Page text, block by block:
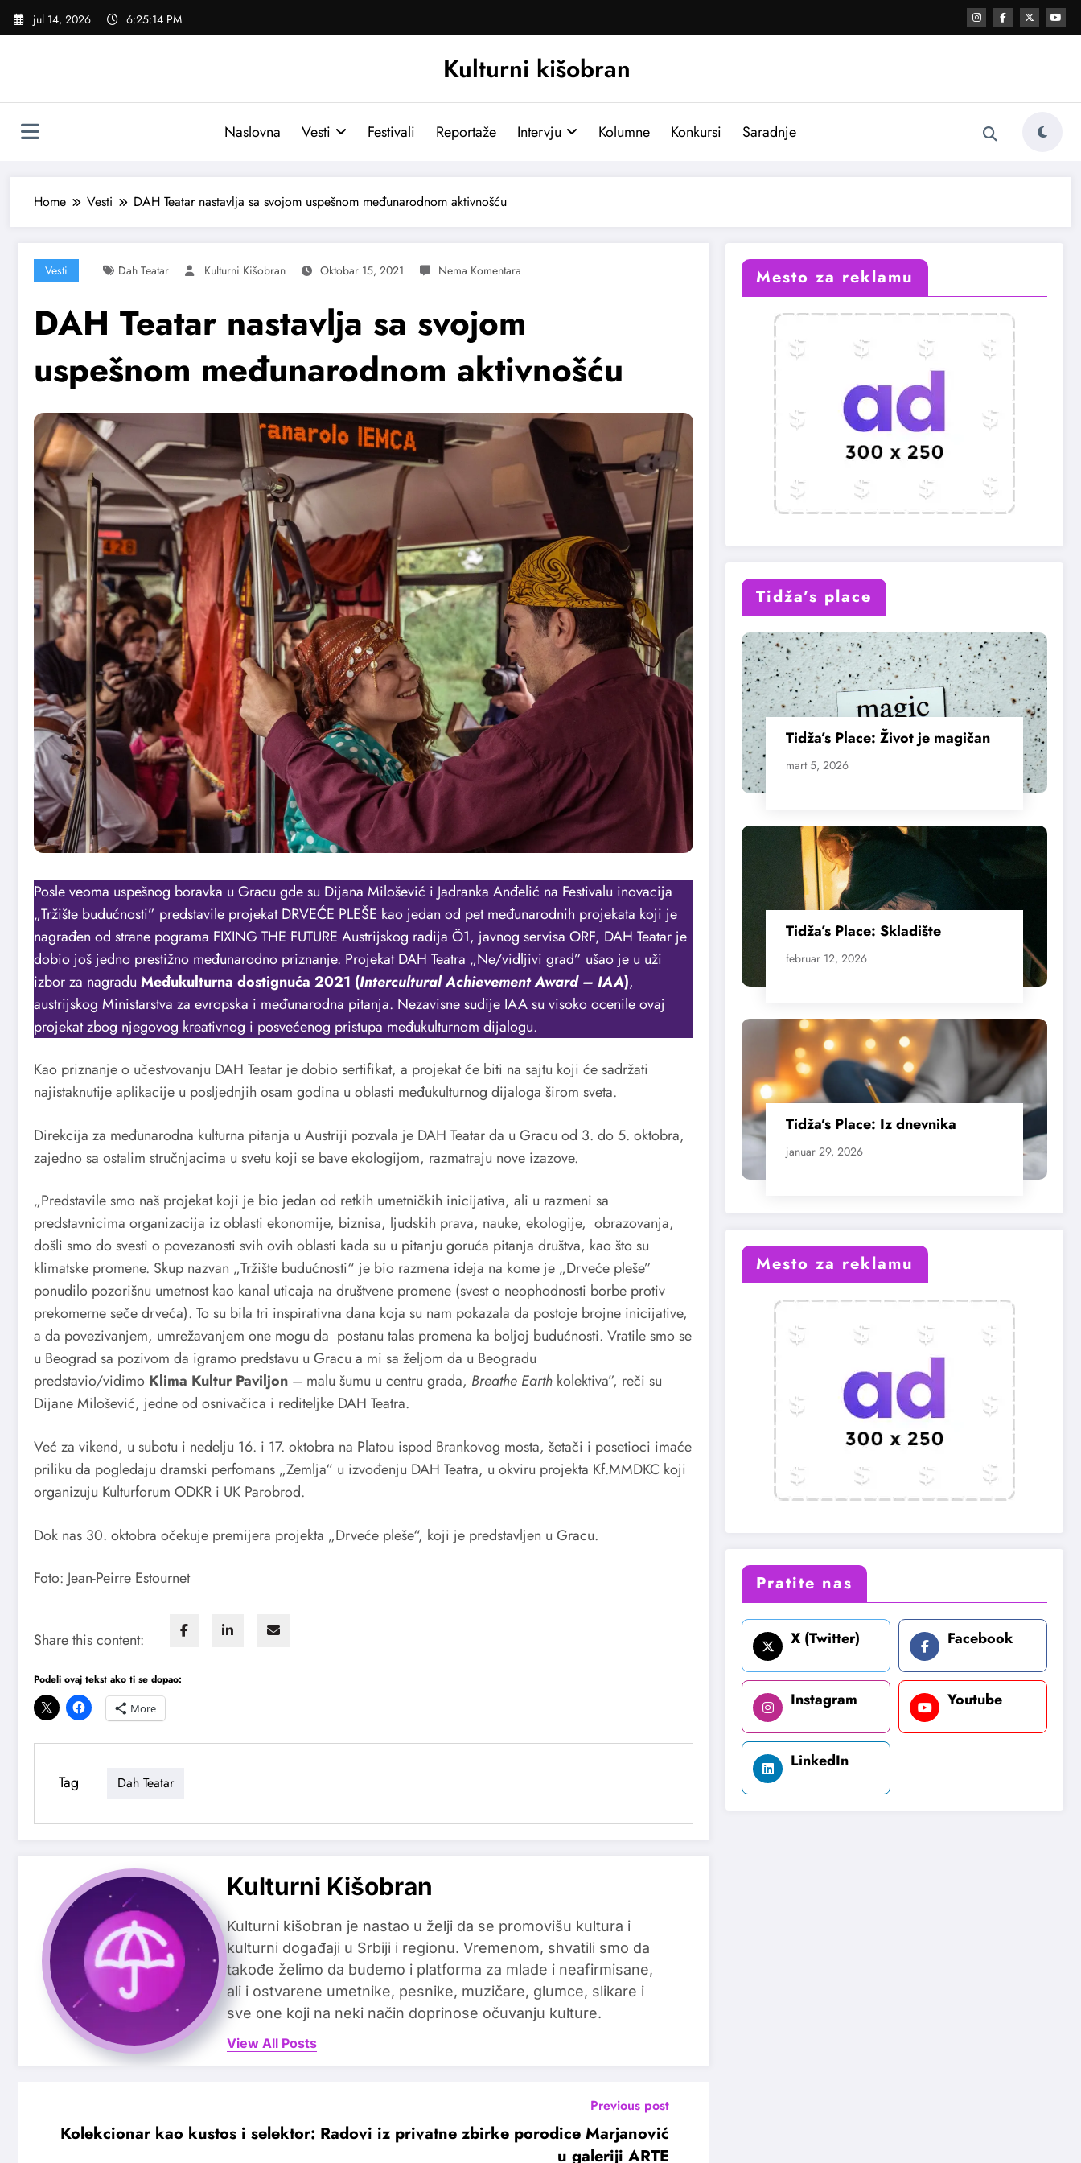
Skoči
jul 14, 2026 6:25:15 PM
Kulturni kišobran
Naslovna Vesti Festivali Reportaže Intervju Kolumne Konkursi Saradnje
Home Vesti DAH Teatar nastavlja sa svojom uspešnom međunarodnom aktivnošću
Vesti Dah Teatar Kulturni Kišobran Oktobar 15, 2021
DAH Teatar nastavlja sa svojom
uspešnom međunarodnom aktivnošću
Posle veoma uspešnog boravka u Gracu gde su Dijana Milošević i Jadranka Anđelić na Festivalu inovacija
„Tržište budućnosti” predstavile projekat DRVEĆE PLEŠE kao jedan od pet međunarodnih projekata koji je
nagrađen od strane pograma FIXING THE FUTURE Austrijskog radija Ö1, javnog servisa ORF, DAH Teatar je
dobio još jedno prestižno međunarodno priznanje. Projekat DAH Teatra „Ne/vidljivi grad” ušao je u uži
izbor za nagradu Međukulturna dostignuća 2021 (Intercultural Achievement Award – IAA),
austrijskog Ministarstva za evropska i međunarodna pitanja. Nezavisne sudije IAA su visoko ocenile ovaj
projekat zbog njegovog kreativnog i posvećenog pristupa međukulturnom dijalogu.
Kao priznanje o učestvovanju DAH Teatar je dobio sertifikat, a projekat će biti na sajtu koji će sadržati
najistaknutije aplikacije u posljednjih osam godina u oblasti međukulturnog dijaloga širom sveta.
Direkcija za međunarodna kulturna pitanja u Austriji pozvala je DAH Teatar da u Gracu od 3. do 5. oktobra,
zajedno sa ostalim stručnjacima u svetu koji se bave ekologijom, razmatraju nove izazove.
„Predstavile smo naš projekat koji je bio jedan od retkih umetničkih inicijativa, ali u razmeni sa
predstavnicima organizacija iz oblasti ekonomije, biznisa, ljudskih prava, nauke, ekologije, obrazovanja,
došli smo do svesti o povezanosti svih ovih oblasti kada su u pitanju goruća pitanja društva, kao što su
klimatske promene. Skup nazvan „Tržište budućnosti“ je bio razmena ideja na kome je „Drveće pleše”
ponudilo pozorišnu umetnost kao kanal uticaja na društvene promene (svest o neophodnosti borbe protiv
prekomerne seče drveća). To su bila tri inspirativna dana koja su nam pokazala da postoje brojne inicijative,
a da povezivanjem, umrežavanjem one mogu da postanu talas promena ka boljoj budućnosti. Vratile smo se
u Beograd sa pozivom da igramo predstavu u Gracu a mi sa željom da u Beogradu
predstavio/vidimo Klima Kultur Paviljon – malu šumu u centru grada, Breathe Earth kolektiva”, reči su
Dijane Milošević, jedne od osnivačica i rediteljke DAH Teatra.
Već za vikend, u subotu i nedelju 16. i 17. oktobra na Platou ispod Brankovog mosta, šetači i posetioci imaće
priliku da pogledaju dramski perfomans „Zemlja“ u izvođenju DAH Teatra, u okviru projekta Kf.MMDKC koji
organizuju Kulturforum ODKR i UK Parobrod.
Dok nas 30. oktobra očekuje premijera projekta „Drveće pleše“, koji je predstavljen u Gracu.
Foto: Jean-Peirre Estournet
Share this content:
Podeli ovaj tekst ako ti se dopao:
More
Tag Dah Teatar
Kulturni Kišobran
Kulturni kišobran je nastao u želji da se promovišu kultura i
kulturni događaji u Srbiji i regionu. Vremenom, shvatili smo da
takođe želimo da budemo i platforma za mlade i neafirmisane,
ali i ostvarene umetnike, pesnike, muzičare, glumce, slikare i
sve one koji na neki način doprinose očuvanju kulture.
View All Posts
Previous post
Kolekcionar kao kustos i selektor: Radovi iz privatne zbirke porodice Marjanović
u galeriji ARTE
Mesto za reklamu
Tidža’s place
Tidža’s Place: Život je magičan
mart 5, 2026
Tidža’s Place: Skladište
februar 12, 2026
Tidža’s Place: Iz dnevnika
januar 29, 2026
Mesto za reklamu
Pratite nas
X (Twitter) Facebook
Instagram Youtube
LinkedIn